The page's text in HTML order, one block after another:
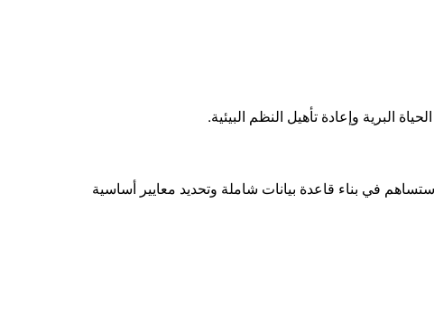
وإعادة تأهيل النظم البيئية.
ستساهم في بناء قاعدة بيانات شاملة وتحديد معايير أساسية